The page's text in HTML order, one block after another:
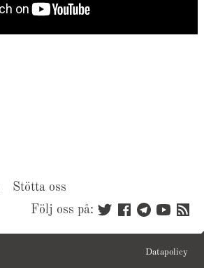
Stötta oss
Följ oss på:
Datapolicy